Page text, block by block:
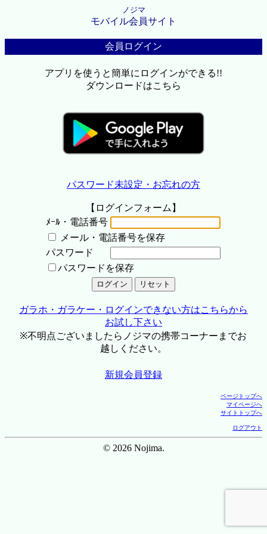
ノジマ
モバイル会員サイト
会員ログイン
アプリを使うと簡単にログインができる!!
ダウンロードはこちら
パスワード未設定・お忘れの方
【ログインフォーム】
ﾒｰﾙ・電話番号
メール・電話番号を保存
パスワード
パスワードを保存
ガラホ・ガラケー・ログインできない方はこちらから
お試し下さい
※不明点ございましたらノジマの携帯コーナーまでお
越しください。
新規会員登録
ページトップへ
マイページへ
サイトトップへ
ログアウト
© 2026 Nojima.